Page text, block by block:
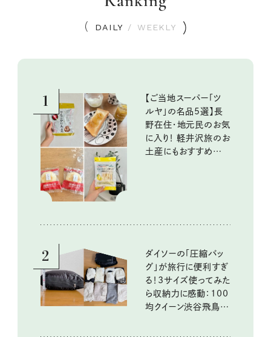
DAILY / WEEKLY
1
【ご当地スーパー「ツ
ルヤ」の名品5選】長
野在住・地元民のお気
に入り！ 軽井沢旅のお
土産にもおすすめのお
2
ダイソーの「圧縮バッ
グ」が旅行に便利すぎ
る！3サイズ使ってみた
ら収納力に感動：100
均クイーン渋谷飛鳥の